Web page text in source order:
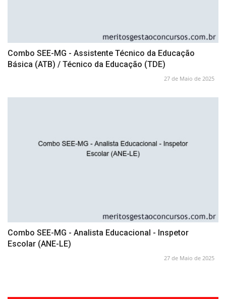
Combo SEE-MG - Assistente Técnico da Educação
Básica (ATB) / Técnico da Educação (TDE)
27 de Maio de 2025
Combo SEE-MG - Analista Educacional - Inspetor
Escolar (ANE-LE)
27 de Maio de 2025